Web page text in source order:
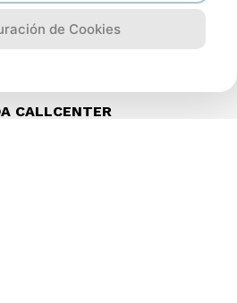
CALLCENTER
de Cookies